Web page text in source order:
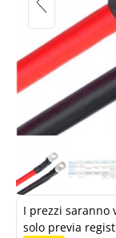
I prezzi saranno
solo previa